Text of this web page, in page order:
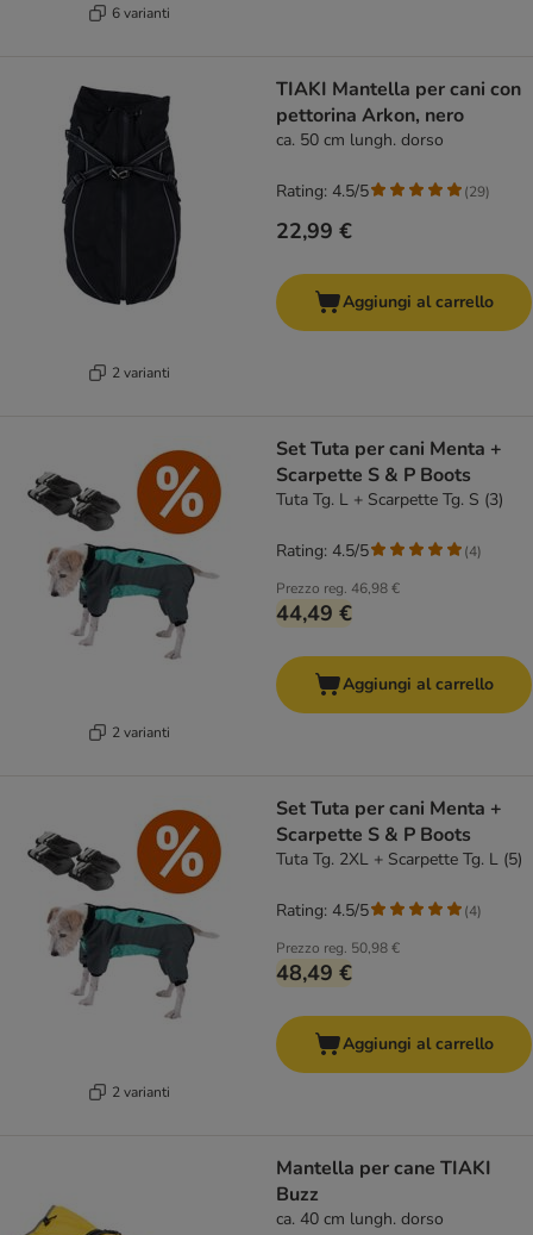
6 varianti
2 varianti
TIAKI Mantella per cani con
pettorina Arkon, nero
ca. 50 cm lungh. dorso
22,99 €
Rating: 4.5/5 (29)
Aggiungi al carrello
2 varianti
Set Tuta per cani Menta +
Scarpette S & P Boots
Tuta Tg. L + Scarpette Tg. S (3)
Prezzo reg. 46,98 €
44,49 €
Rating: 4.5/5 (4)
Aggiungi al carrello
2 varianti
Set Tuta per cani Menta +
Scarpette S & P Boots
Tuta Tg. 2XL + Scarpette Tg. L (5)
Prezzo reg. 50,98 €
48,49 €
Rating: 4.5/5 (4)
Aggiungi al carrello
Mantella per cane TIAKI
Buzz
ca. 40 cm lungh. dorso